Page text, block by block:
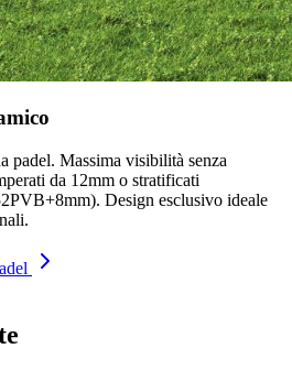
padel. Massima visibilità senza
da 12mm o stratificati
Design esclusivo ideale